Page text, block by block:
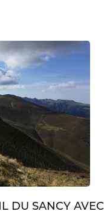
DU SANCY AVEC